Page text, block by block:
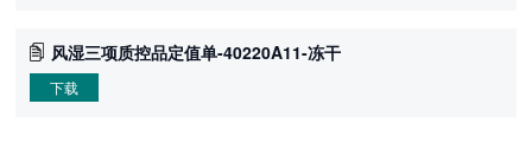
风湿三项质控品定值单-40220A11-冻干
下载